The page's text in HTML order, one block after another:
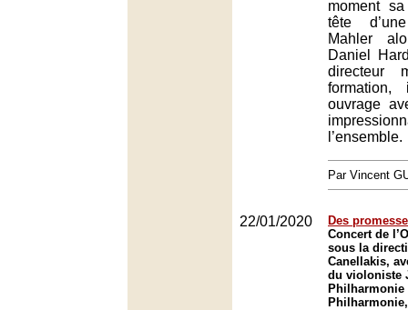
moment
tête
Mahler
Daniel
directeur
ouvrage
l’ensemble.
Par Vincent
22/01/2020
Des
Concert de
sous la
Canellakis,
du violoniste
Philharmonie